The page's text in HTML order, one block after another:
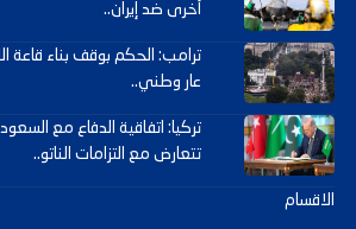
أخرى ضد إيران..
ترامب: الحكم بوقف بناء قاعة
عار وطني..
تركيا: اتفاقية الدفاع مع
تتعارض مع التزامات الناتو..
الاقسام